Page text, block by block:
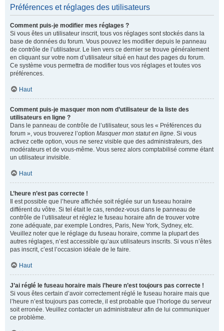
Préférences et réglages des utilisateurs
Comment puis-je modifier mes réglages ?
Si vous êtes un utilisateur inscrit, tous vos réglages sont stockés dans la
base de données du forum. Vous pouvez les modifier depuis le panneau
de contrôle de l’utilisateur. Le lien vers ce dernier se trouve généralement
en cliquant sur votre nom d’utilisateur situé en haut des pages du forum.
Ce système vous permettra de modifier tous vos réglages et toutes vos
préférences.
Haut
Comment puis-je masquer mon nom d’utilisateur de la liste des
utilisateurs en ligne ?
Dans le panneau de contrôle de l’utilisateur, sous les « Préférences du
forum », vous trouverez l’option Masquer mon statut en ligne. Si vous
activez cette option, vous ne serez visible que des administrateurs, des
modérateurs et de vous-même. Vous serez alors comptabilisé comme étant
un utilisateur invisible.
Haut
L’heure n’est pas correcte !
Il est possible que l’heure affichée soit réglée sur un fuseau horaire
différent du vôtre. Si tel était le cas, rendez-vous dans le panneau de
contrôle de l’utilisateur et réglez le fuseau horaire afin de trouver votre
zone adéquate, par exemple Londres, Paris, New York, Sydney, etc.
Veuillez noter que le réglage du fuseau horaire, comme la plupart des
autres réglages, n’est accessible qu’aux utilisateurs inscrits. Si vous n’êtes
pas inscrit, c’est l’occasion idéale de le faire.
Haut
J’ai réglé le fuseau horaire mais l’heure n’est toujours pas correcte !
Si vous êtes certain d’avoir correctement réglé le fuseau horaire mais que
l’heure n’est toujours pas correcte, il est probable que l’horloge du serveur
soit erronée. Veuillez contacter un administrateur afin de lui communiquer
ce problème.